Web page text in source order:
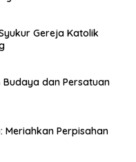
Gereja Katolik
Budaya dan Persatuan
Meriahkan Perpisahan